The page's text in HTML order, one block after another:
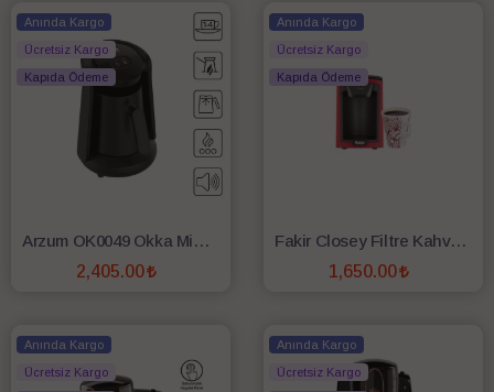
Anında Kargo
Ücretsiz Kargo
Kapıda Ödeme
Arzum OK0049 Okka Minio Közde Türk Kahvesi Makinesi - Siyah
2,405.00
Anında Kargo
Ücretsiz Kargo
Kapıda Ödeme
Fakir Closey Filtre Kahve Makinesi
1,650.00
Anında Kargo
Ücretsiz Kargo
Anında Kargo
Ücretsiz Kargo